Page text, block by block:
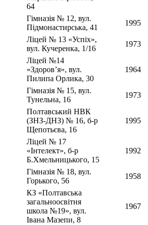
64
Гімназія № 12, вул.
Підмонастирська, 41
1995
Ліцей № 13 «Успіх»,
вул. Кучеренка, 1/16
1973
Ліцей №14
«Здоров’я», вул.
Пилипа Орлика, 30
1964
Гімназія № 15, вул.
Тунельна, 16
1973
Полтавський НВК
(ЗНЗ-ДНЗ) № 16, б-р
Щепотьєва, 16
1995
Ліцей № 17
«Інтелект», б-р
Б.Хмельницького, 15
1992
Гімназія № 18, вул.
Горького, 56
1958
КЗ «Полтавська
загальноосвітня
школа №19», вул.
Івана Мазепи, 8
1967